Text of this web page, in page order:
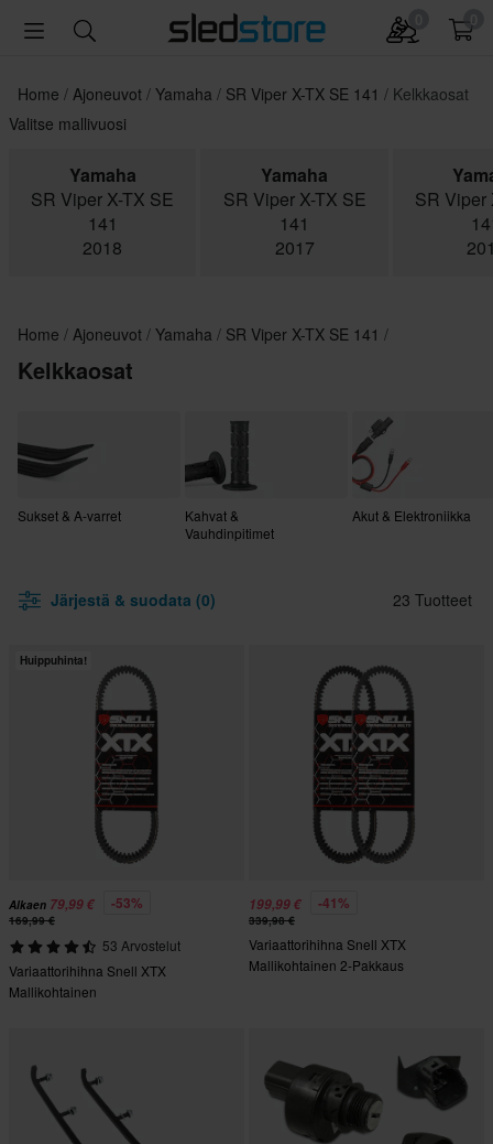
Home Ajoneuvot Yamaha SR Viper X-TX SE 141
Kelkkaosat
Valitse mallivuosi
Yamaha
SR Viper X-TX SE
141
2018
Yamaha
SR Viper X-TX SE
141
2017
SR Viper
Home Ajoneuvot Yamaha SR Viper X-TX SE 141
Kelkkaosat
Sukset & A-varret
Kahvat &
Vauhdinpitimet
Akut & Elektroniikka
Järjestä & suodata (0) 23 Tuotteet
Huippuhinta!
Alkaen 79,99 € -53%
169,99 €
53 Arvostelut
Variaattorihihna Snell XTX
Mallikohtainen
199,99 € -41%
339,98 €
Variaattorihihna Snell XTX
Mallikohtainen 2-Pakkaus